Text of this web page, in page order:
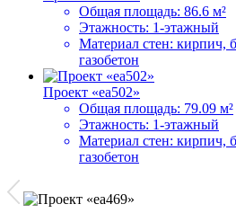
Общая площадь: 86.6 м²
Этажность: 1-этажный
Материал стен: кирпич,
газобетон
Проект «ea502»
Общая площадь: 79.09 м²
Этажность: 1-этажный
Материал стен: кирпич,
газобетон